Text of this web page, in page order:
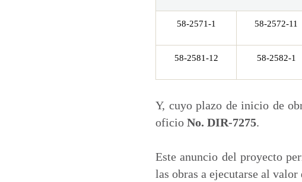
58-2571-1 58-2572-11
58-2581-12 58-2582-1
Y, cuyo plazo de inicio de
oficio No. DIR-7275.
Este anuncio del proyecto
las obras a ejecutarse al